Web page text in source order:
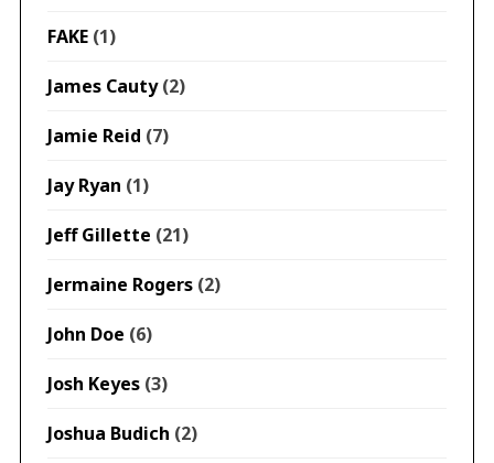
FAKE(1)
James Cauty(2)
Jamie Reid (7)
Jay Ryan (1)
Jeff Gillette (21)
Jermaine Rogers(2)
John Doe (6)
Josh Keyes(3)
Joshua Budich (2)